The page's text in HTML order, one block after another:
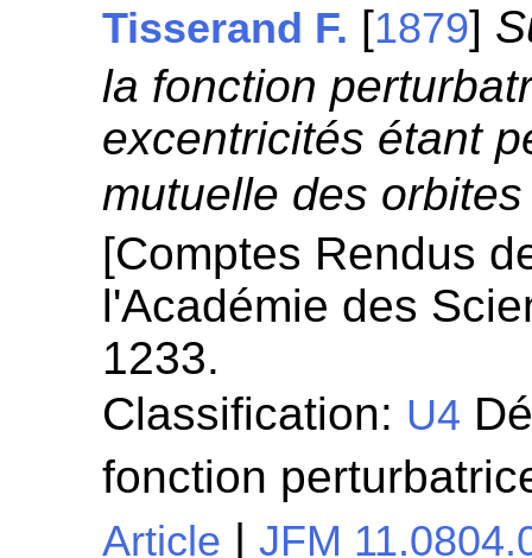
Tisserand F. [1879]
la fonction
excentricités étant
mutuelle des
[Comptes Rendus
l'Académie des
1233.
Classification: U4
fonction
Article |JFM